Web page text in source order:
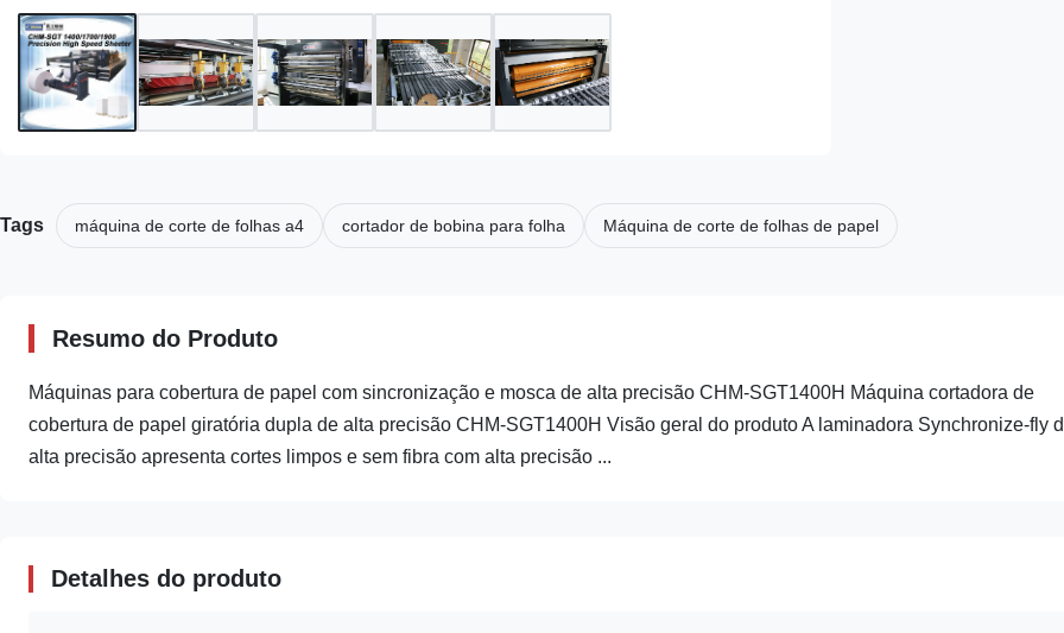
Tags máquina de corte de folhas a4 cortador de bobina para folha Máquina de corte de folhas de papel
Resumo do Produto
Máquinas para cobertura de papel com sincronização e mosca de alta precisão CHM-SGT1400H Máquina cortadora de
cobertura de papel giratória dupla de alta precisão CHM-SGT1400H Visão geral do produto A laminadora Synchronize-fly
alta precisão apresenta cortes limpos e sem fibra com alta precisão ...
Detalhes do produto